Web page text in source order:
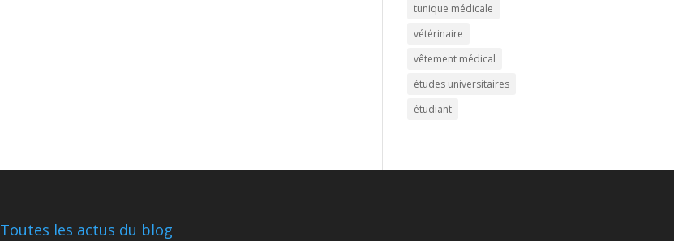
tunique médicale
vétérinaire
vêtement médical
études universitaires
étudiant
Toutes les actus du blog